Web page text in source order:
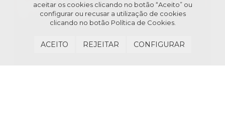
aceitar os cookies clicando no botão “Aceito” ou
configurar ou recusar a utilização de cookies
clicando no botão Política de Cookies.
ACEITO REJEITAR CONFIGURAR